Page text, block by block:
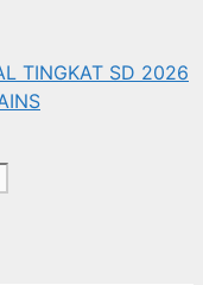
TINGKAT SD 2026